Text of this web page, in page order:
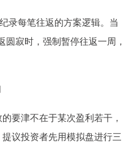
录每笔往返的方案逻辑。当
寂时，强制暂停往返一周，
要津不在于某次盈利若干，
议投资者先用模拟盘进行三